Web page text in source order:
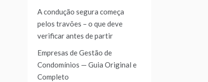
A condução segura começa
pelos travões – o que deve
verificar antes de partir
Empresas de Gestão de
Condomínios — Guia Original e
Completo